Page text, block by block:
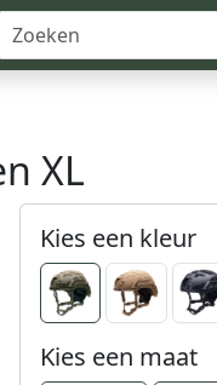
XL
Kies een kleur
Kies een maat